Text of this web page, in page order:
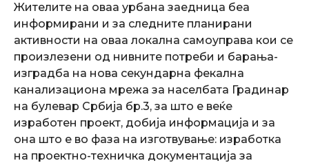
Жителите на оваа урбана заедница беа
информирани и за следните планирани
активности на оваа локална самоуправа кои се
произлезени од нивните потреби и барања-
изградба на нова секундарна фекална
канализациона мрежа за населбата Градинар
на булевар Србија бр.3, за што е веќе
изработен проект, добија информација и за
она што е во фаза на изготвување: изработка
на проектно-техничка документација за